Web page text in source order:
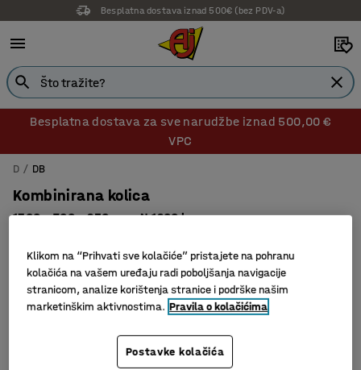
Besplatna dostava iznad 500€ (bez PDV-a)
Besplatna dostava za sve narudžbe iznad 500,00 €
VPC
D DB
Kombinirana kolica
1300 x 700 x 250 mm, N 1200 kg
Klikom na “Prihvati sve kolačiće” pristajete na pohranu
kolačića na vašem uređaju radi poboljšanja navigacije
stranicom, analize korištenja stranice i podrške našim
marketinškim aktivnostima. Pravila o kolačićima
Postavke kolačića